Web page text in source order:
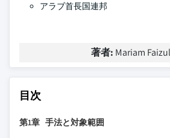
アラブ首長国連邦
著者: Mariam
目次
第1章 手法と対象範囲